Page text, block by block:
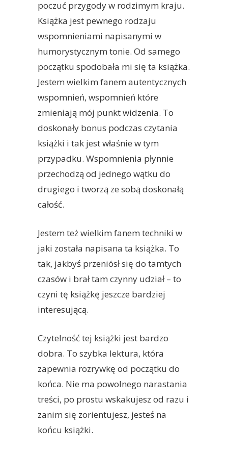
poczuć przygody w rodzimym kraju.
Książka jest pewnego rodzaju
wspomnieniami napisanymi w
humorystycznym tonie. Od samego
początku spodobała mi się ta książka.
Jestem wielkim fanem autentycznych
wspomnień, wspomnień które
zmieniają mój punkt widzenia. To
doskonały bonus podczas czytania
książki i tak jest właśnie w tym
przypadku. Wspomnienia płynnie
przechodzą od jednego wątku do
drugiego i tworzą ze sobą doskonałą
całość.
Jestem też wielkim fanem techniki w
jaki została napisana ta książka. To
tak, jakbyś przeniósł się do tamtych
czasów i brał tam czynny udział – to
czyni tę książkę jeszcze bardziej
interesującą.
Czytelność tej książki jest bardzo
dobra. To szybka lektura, która
zapewnia rozrywkę od początku do
końca. Nie ma powolnego narastania
treści, po prostu wskakujesz od razu i
zanim się zorientujesz, jesteś na
końcu książki.